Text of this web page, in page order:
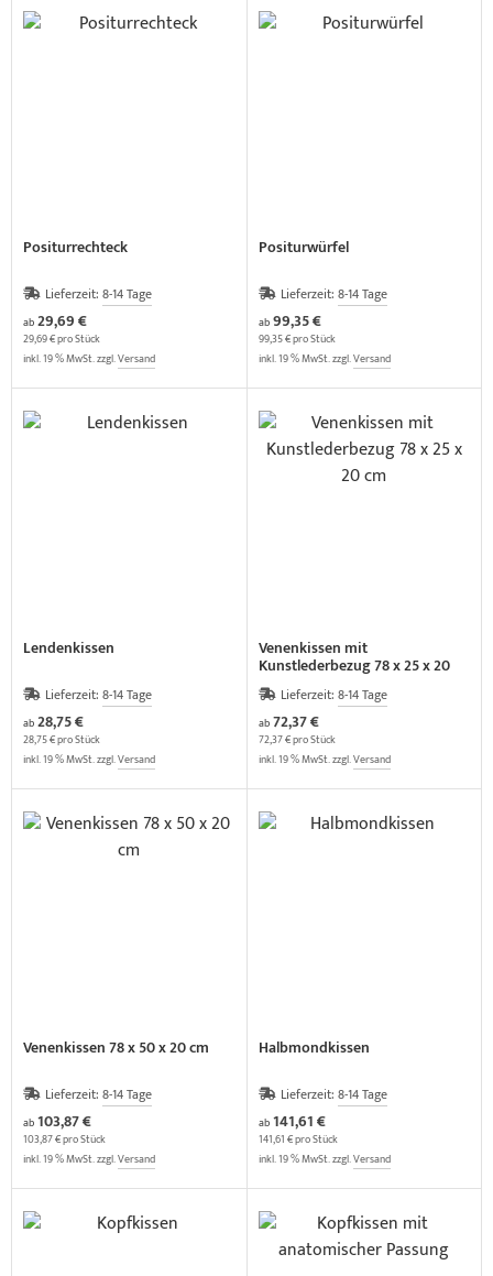
Positurrechteck
Lieferzeit: 8-14 Tage
ab29,69 €
29,69 € pro Stück
inkl. 19 % MwSt. zzgl.Versand
Positurwürfel
Lieferzeit: 8-14 Tage
ab99,35 €
99,35 € pro Stück
inkl. 19 % MwSt. zzgl.Versand
Lendenkissen
Lieferzeit: 8-14 Tage
ab28,75 €
28,75 € pro Stück
inkl. 19 % MwSt. zzgl.Versand
Venenkissen mit
Kunstlederbezug 78 x 25 x 20
cm Lieferzeit: 8-14 Tage
ab72,37 €
72,37 € pro Stück
inkl. 19 % MwSt. zzgl.Versand
Venenkissen 78 x 50 x 20 cm
Lieferzeit: 8-14 Tage
ab103,87 €
103,87 € pro Stück
inkl. 19 % MwSt. zzgl.Versand
Halbmondkissen
Lieferzeit: 8-14 Tage
ab141,61 €
141,61 € pro Stück
inkl. 19 % MwSt. zzgl.Versand